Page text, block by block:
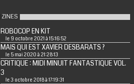
ZINES
ROBOCOP EN KIT
le 9 octobre 2021 à 15:16:52
MAIS QUI EST XAVIER DESBARATS ?
le 5 mai 2020 à 21:28:13
CRITIQUE : MIDI MINUIT FANTASTIQUE VOL.
3
le 3 octobre 2018 à 17:19:31